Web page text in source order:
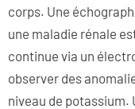
corps. Une
une maladie rénale
continue via un
observer des
niveau de